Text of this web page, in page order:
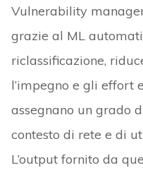
Vulnerability
grazie al ML
riclassificazione,
l’impegno e gli effort
assegnano un grado
contesto di rete e di
L’output fornito da